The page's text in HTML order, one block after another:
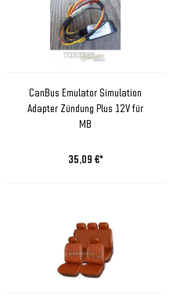
CanBus Emulator Simulation
Adapter Zündung Plus 12V für
MB
35,09 €*